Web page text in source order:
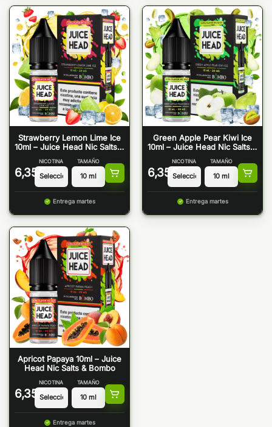
Strawberry Lemon Lime Ice
10ml – Juice Head Nic Salts &
6,35 €
NICOTINA TAMAÑO
Entrega martes
Green Apple Pear Kiwi Ice
10ml – Juice Head Nic Salts &
6,35 €
NICOTINA TAMAÑO
Entrega martes
Apricot Papaya 10ml – Juice
Head Nic Salts & Bombo
6,35 €
NICOTINA TAMAÑO
Entrega martes